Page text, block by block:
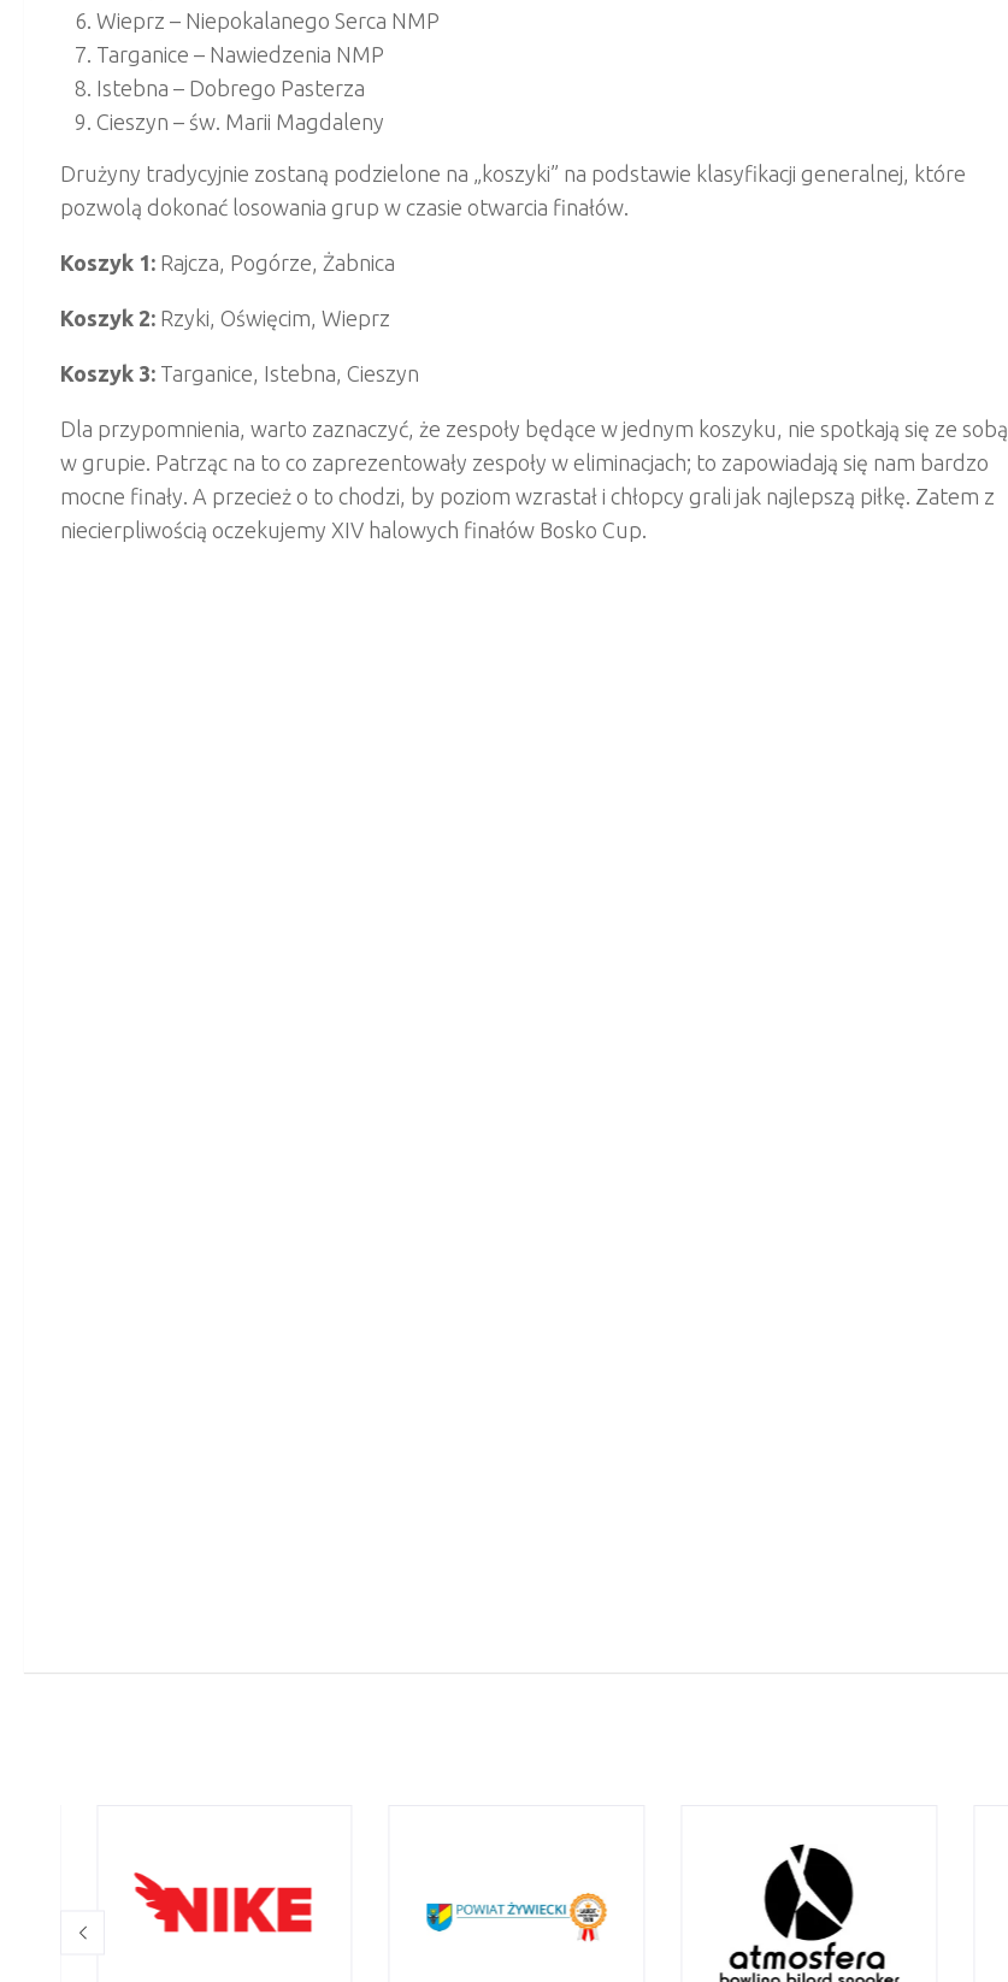
Wieprz – Niepokalanego Serca NMP
Targanice – Nawiedzenia NMP
Istebna – Dobrego Pasterza
Cieszyn – św. Marii Magdaleny
Drużyny tradycyjnie zostaną podzielone na „koszyki” na podstawie klasyfikacji generalnej, które
pozwolą dokonać losowania grup w czasie otwarcia finałów.
Koszyk 1: Rajcza, Pogórze, Żabnica
Koszyk 2: Rzyki, Oświęcim, Wieprz
Koszyk 3: Targanice, Istebna, Cieszyn
Dla przypomnienia, warto zaznaczyć, że zespoły będące w jednym koszyku, nie spotkają się ze sobą
w grupie. Patrząc na to co zaprezentowały zespoły w eliminacjach; to zapowiadają się nam bardzo
mocne finały. A przecież o to chodzi, by poziom wzrastał i chłopcy grali jak najlepszą piłkę. Zatem z
niecierpliwością oczekujemy XIV halowych finałów Bosko Cup.